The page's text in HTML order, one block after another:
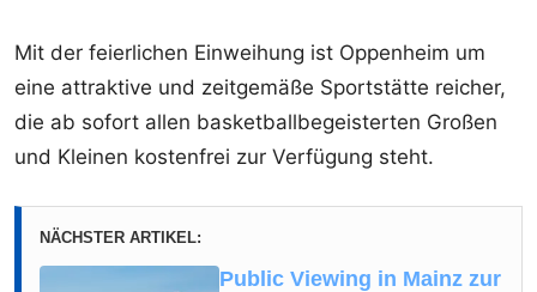
Mit der feierlichen Einweihung ist Oppenheim um
eine attraktive und zeitgemäße Sportstätte reicher,
die ab sofort allen basketballbegeisterten Großen
und Kleinen kostenfrei zur Verfügung steht.
NÄCHSTER ARTIKEL:
Public Viewing in Mainz zur